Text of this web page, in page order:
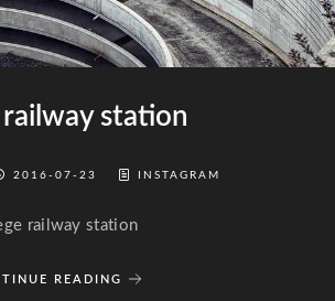
railway station
2016-07-23 INSTAGRAM
railway station
READING